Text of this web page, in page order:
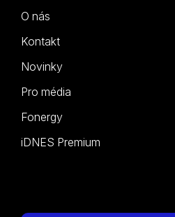
O nás
Kontakt
Novinky
Pro média
Fonergy
iDNES Premium